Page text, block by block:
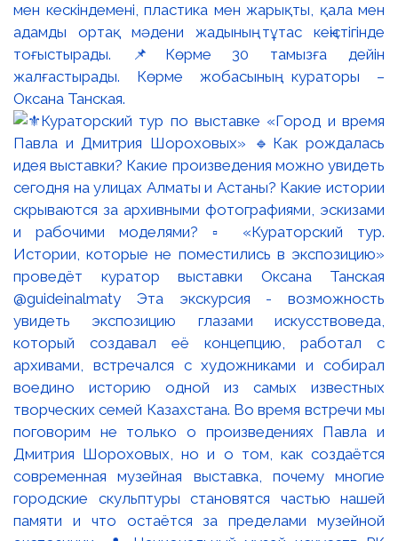
мен кескіндемені, пластика мен жарықты, қала мен
адамды ортақ мәдени жадының тұтас кеңістігінде
тоғыстырады. 📌Көрме 30 тамызға дейін
жалғастырады. Көрме жобасының кураторы –
Оксана Танская.